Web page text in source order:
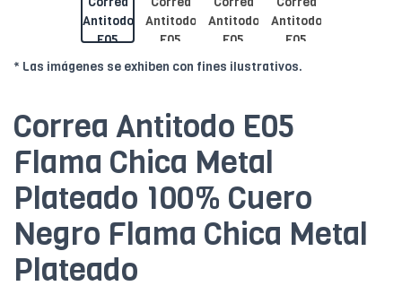
* Las imágenes se exhiben con fines ilustrativos.
Correa Antitodo E05
Flama Chica Metal
Plateado 100% Cuero
Negro Flama Chica Metal
Plateado